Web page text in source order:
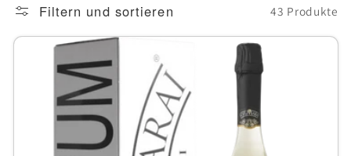
e
g
Filtern und sortieren 43 Produkte